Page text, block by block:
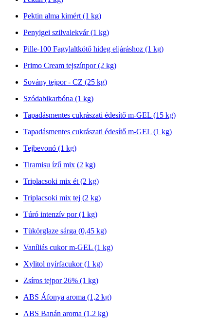
Pektin alma kimért (1 kg)
Penyigei szilvalekvár (1 kg)
Pille-100 Fagylaltkötő hideg eljáráshoz (1 kg)
Primo Cream tejszínpor (2 kg)
Sovány tejpor - CZ (25 kg)
Szódabikarbóna (1 kg)
Tapadásmentes cukrászati édesítő m-GEL (15 kg)
Tapadásmentes cukrászati édesítő m-GEL (1 kg)
Tejbevonó (1 kg)
Tiramisu ízű mix (2 kg)
Triplacsoki mix ét (2 kg)
Triplacsoki mix tej (2 kg)
Túró intenzív por (1 kg)
Tükörglaze sárga (0,45 kg)
Vaníliás cukor m-GEL (1 kg)
Xylitol nyírfacukor (1 kg)
Zsíros tejpor 26% (1 kg)
ABS Áfonya aroma (1,2 kg)
ABS Banán aroma (1,2 kg)